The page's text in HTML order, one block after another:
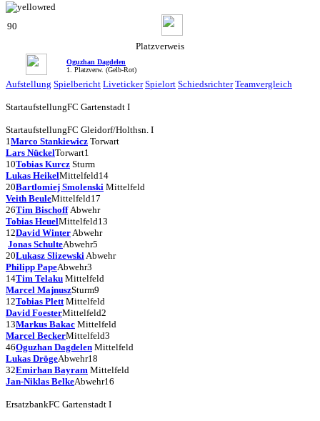
90
Platzverweis
Oguzhan Dagdelen
1. Platzverw. (Gelb-Rot)
Aufstellung Spielbericht Liveticker Spielort Schiedsrichter Teamvergleich
StartaufstellungFC Gartenstadt I
StartaufstellungFC Gleidorf/Holthsn. I
1Marco Stankiewicz Torwart
Lars NückelTorwart1
10Tobias Kurcz Sturm
Lukas HeikelMittelfeld14
20Bartlomiej Smolenski Mittelfeld
Veith BeuleMittelfeld17
26Tim Bischoff Abwehr
Tobias HeuelMittelfeld13
12David WinterAbwehr
Jonas SchulteAbwehr5
20Lukasz SlizewskiAbwehr
Philipp PapeAbwehr3
14Tim Telaku Mittelfeld
Marcel MajnuszSturm9
12Tobias Plett Mittelfeld
David FoesterMittelfeld2
13Markus Bakac Mittelfeld
Marcel BeckerMittelfeld3
46Oguzhan Dagdelen Mittelfeld
Lukas DrögeAbwehr18
32Emirhan Bayram Mittelfeld
Jan-Niklas BelkeAbwehr16
ErsatzbankFC Gartenstadt I